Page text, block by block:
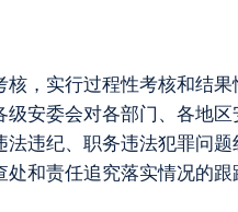
，实行过程性考核和结
安委会对各部门、各地
违纪、职务违法犯罪问
和责任追究落实情况的跟